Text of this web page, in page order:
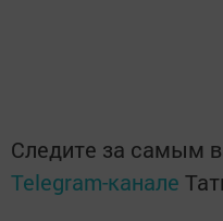
Следите за самым
Telegram-канале